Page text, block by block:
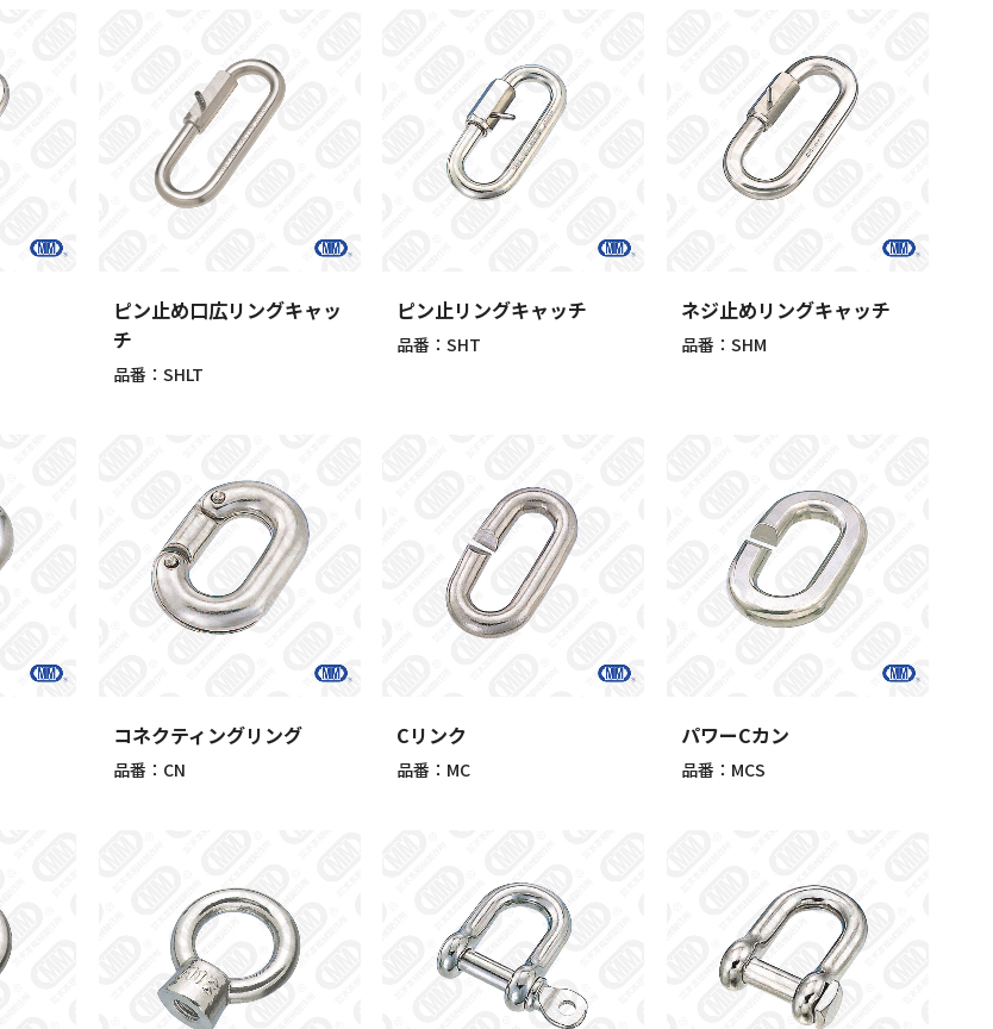
ピン止め口広リングキャッ
チ
品番：SHLT
ピン止リングキャッチ
品番：SHT
ネジ止めリングキャッチ
品番：SHM
コネクティングリング
品番：CN
Cリンク
品番：MC
パワーCカン
品番：MCS